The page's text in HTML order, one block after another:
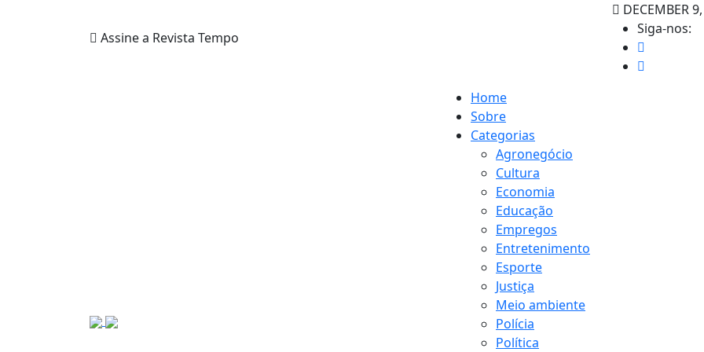
Assine a Revista Tempo
DECEMBER
Siga-nos:
Home
Sobre
Categorias
Agronegócio
Cultura
Economia
Educação
Empregos
Entretenimento
Esporte
Justiça
Meio ambiente
Polícia
Política